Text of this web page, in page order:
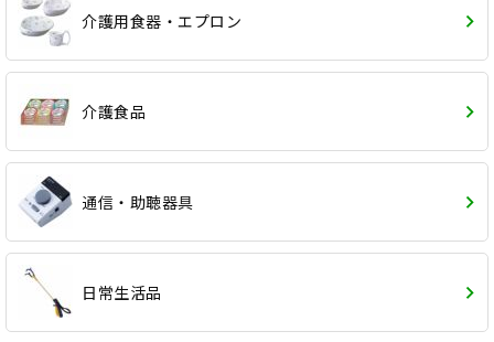
介護用食器・エプロン
介護食品
通信・助聴器具
日常生活品